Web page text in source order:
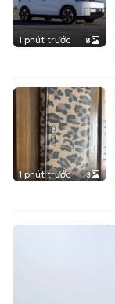
1 phút trước 8
1 phút trước 3